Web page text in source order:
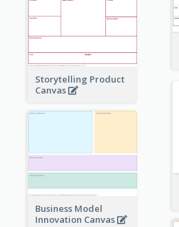
Storytelling Product
Canvas
Business Model
Innovation Canvas